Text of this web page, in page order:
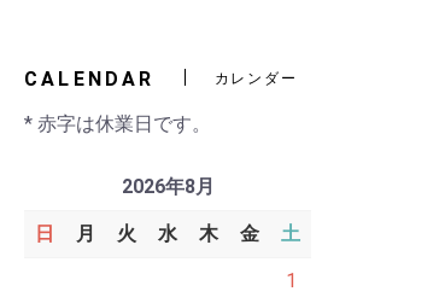
CALENDAR カレンダー
* 赤字は休業日です。
2026年8月
日 月 火 水 木 金 土
1